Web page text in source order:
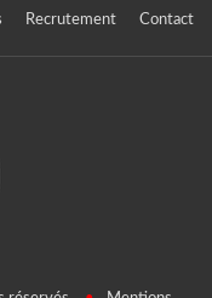
Recrutement Contact